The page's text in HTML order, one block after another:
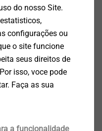
®do nosso Site.
configurações ou
o site funcione
seus direitos de
isso, voce pode
Faça as sua
a funcionalidade